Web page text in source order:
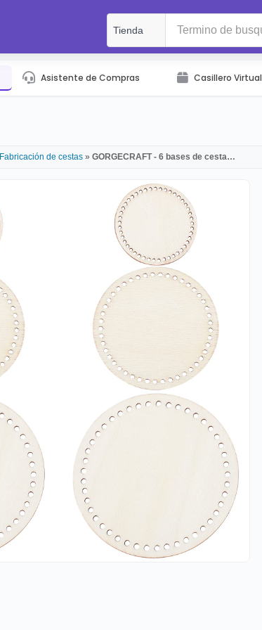
Asistente de Compras Casillero Virtual
Fabricación de cestas » GORGECRAFT - 6 bases de cesta…